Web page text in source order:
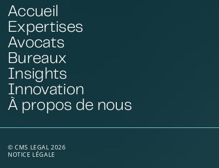
Accueil
Expertises
Avocats
Bureaux
Insights
Innovation
À propos de nous
© CMS LEGAL 2026
NOTICE LÉGALE